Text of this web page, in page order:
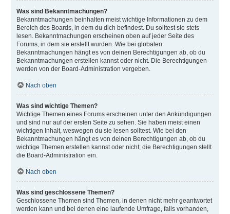
Was sind Bekanntmachungen?
Bekanntmachungen beinhalten meist wichtige Informationen zu dem
Bereich des Boards, in dem du dich befindest. Du solltest sie stets
lesen. Bekanntmachungen erscheinen oben auf jeder Seite des
Forums, in dem sie erstellt wurden. Wie bei globalen
Bekanntmachungen hängt es von deinen Berechtigungen ab, ob du
Bekanntmachungen erstellen kannst oder nicht. Die Berechtigungen
werden von der Board-Administration vergeben.
Nach oben
Was sind wichtige Themen?
Wichtige Themen eines Forums erscheinen unter den Ankündigungen
und sind nur auf der ersten Seite zu sehen. Sie haben meist einen
wichtigen Inhalt, weswegen du sie lesen solltest. Wie bei den
Bekanntmachungen hängt es von deinen Berechtigungen ab, ob du
wichtige Themen erstellen kannst oder nicht; die Berechtigungen stellt
die Board-Administration ein.
Nach oben
Was sind geschlossene Themen?
Geschlossene Themen sind Themen, in denen nicht mehr geantwortet
werden kann und bei denen eine laufende Umfrage, falls vorhanden,